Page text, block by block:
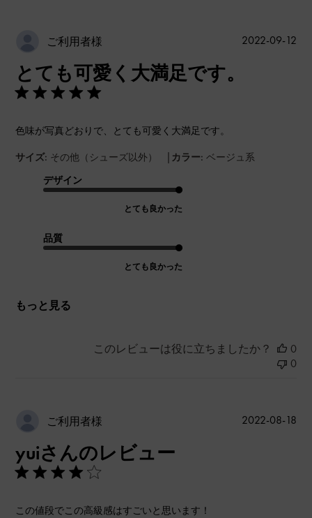
ご利用者様
とても可愛く大満足です。
色味が写真どおりで、とても可愛く大満足です。
サイズ: その他（シューズ以外） | カラー: ベージュ系
デザイン
とても良かった
品質
とても良かった
もっと見る
公
2022-09-12
このレビューは役に立ちましたか？
0
0
ご利用者様
yuiさんのレビュー
この値段でこの高級感はすごいと思います！
公
2022-08-18